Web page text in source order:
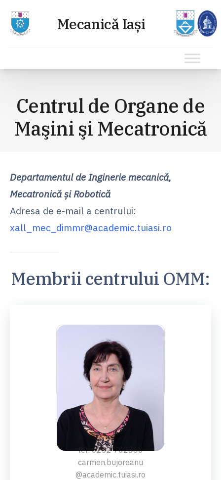
conținutCentrul de Organe de
Maşini şi Mecatronică
Departamentul de Inginerie mecanică,
Mecatronică şi Robotică
Adresa de e-mail a centrului:
xall_mec_dimmr@academic.tuiasi.ro
Membrii centrului OMM:
PROF.UNIV.DR.ING.
Carmen Bujoreanu
tel: 0232 702366
carmen.bujoreanu
@academic.tuiasi.ro